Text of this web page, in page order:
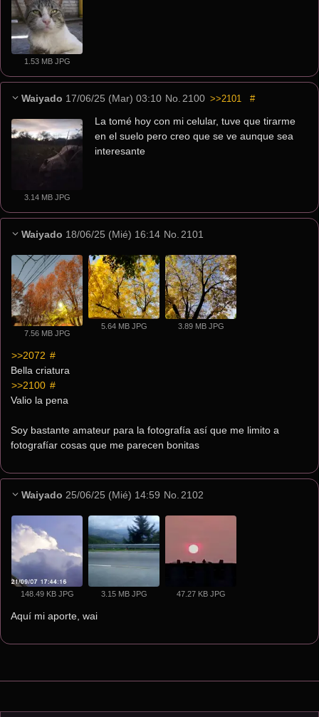
1.53 MB JPG
Waiyado 17/06/25 (Mar) 03:10 No. 2100 >>2101 #
3.14 MB JPG
La tomé hoy con mi celular, tuve que tirarme
en el suelo pero creo que se ve aunque sea
interesante
Waiyado 18/06/25 (Mié) 16:14 No. 2101
7.56 MB JPG
5.64 MB JPG 3.89 MB JPG
>>2072 #
Bella criatura
>>2100 #
Valio la pena
Soy bastante amateur para la fotografía así que me limito a
fotografíar cosas que me parecen bonitas
Waiyado 25/06/25 (Mié) 14:59 No. 2102
148.49 KB JPG 3.15 MB JPG 47.27 KB JPG
Aquí mi aporte, wai